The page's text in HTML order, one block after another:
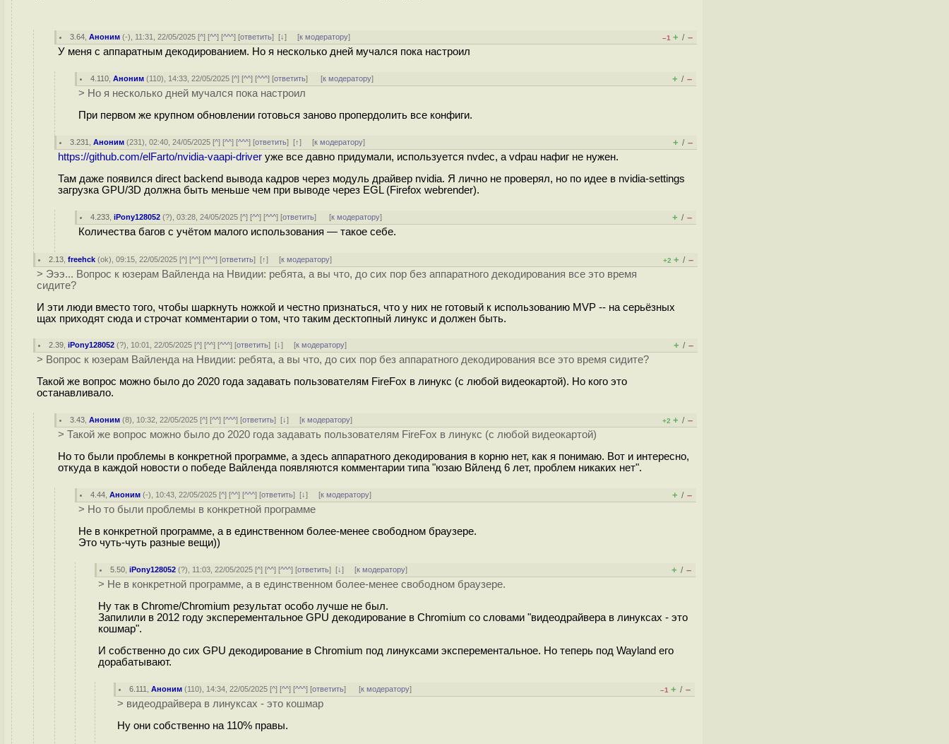
3.64 ,Аноним (-), 11:31, 22/05/2025 [^] [^^] [^^^] [ответить][↓] [к модератору] –1 + / –
У меня с аппаратным декодированием. Но я несколько дней мучался пока настроил
4.110 ,Аноним (110), 14:33, 22/05/2025 [^] [^^] [^^^] [ответить] [к модератору] + / –
> Но я несколько дней мучался пока настроил
При первом же крупном обновлении готовься заново пропердолить все конфиги.
3.231 ,Аноним (231), 02:40, 24/05/2025 [^] [^^] [^^^] [ответить][↑] [к модератору] + / –
https://github.com/elFarto/nvidia-vaapi-driver уже все давно придумали, используется nvdec, а vdpau нафиг не нужен.
Там даже появился direct backend вывода кадров через модуль драйвер nvidia. Я лично не проверял, но по идее в nvidia-settings
загрузка GPU/3D должна быть меньше чем при выводе через EGL (Firefox webrender).
4.233 ,iPony128052 (?), 03:28, 24/05/2025 [^] [^^] [^^^] [ответить] [к модератору] + / –
Количества багов с учётом малого использования — такое себе.
2.13 ,freehck (ok), 09:15, 22/05/2025 [^] [^^] [^^^] [ответить][↑] [к модератору] +2 + / –
> Эээ... Вопрос к юзерам Вайленда на Нвидии: ребята, а вы что, до сих пор без аппаратного декодирования все это время
сидите?
И эти люди вместо того, чтобы шаркнуть ножкой и честно признаться, что у них не готовый к использованию MVP -- на серьёзных
щах приходят сюда и строчат комментарии о том, что таким десктопный линукс и должен быть.
2.39 ,iPony128052 (?), 10:01, 22/05/2025 [^] [^^] [^^^] [ответить][↓] [к модератору] + / –
> Вопрос к юзерам Вайленда на Нвидии: ребята, а вы что, до сих пор без аппаратного декодирования все это время сидите?
Такой же вопрос можно было до 2020 года задавать пользователям FireFox в линукс (с любой видеокартой). Но кого это
останавливало.
3.43 ,Аноним (8), 10:32, 22/05/2025 [^] [^^] [^^^] [ответить][↓] [к модератору] +2 + / –
> Такой же вопрос можно было до 2020 года задавать пользователям FireFox в линукс (с любой видеокартой)
Но то были проблемы в конкретной программе, а здесь аппаратного декодирования в корню нет, как я понимаю. Вот и интересно,
откуда в каждой новости о победе Вайленда появляются комментарии типа "юзаю Вйленд 6 лет, проблем никаких нет".
4.44 ,Аноним (-), 10:43, 22/05/2025 [^] [^^] [^^^] [ответить][↓] [к модератору] + / –
> Но то были проблемы в конкретной программе
Не в конкретной программе, а в единственном более-менее свободном браузере.
Это чуть-чуть разные вещи))
5.50 ,iPony128052 (?), 11:03, 22/05/2025 [^] [^^] [^^^] [ответить][↓] [к модератору] + / –
> Не в конкретной программе, а в единственном более-менее свободном браузере.
Ну так в Chrome/Chromium результат особо лучше не был.
Запилили в 2012 году эксперементальное GPU декодирование в Chromium со словами "видеодрайвера в линуксах - это
кошмар".
И собственно до сих GPU декодирование в Chromium под линуксами эксперементальное. Но теперь под Wayland его
дорабатывают.
6.111 ,Аноним (110), 14:34, 22/05/2025 [^] [^^] [^^^] [ответить] [к модератору] –1 + / –
> видеодрайвера в линуксах - это кошмар
Ну они собственно на 110% правы.